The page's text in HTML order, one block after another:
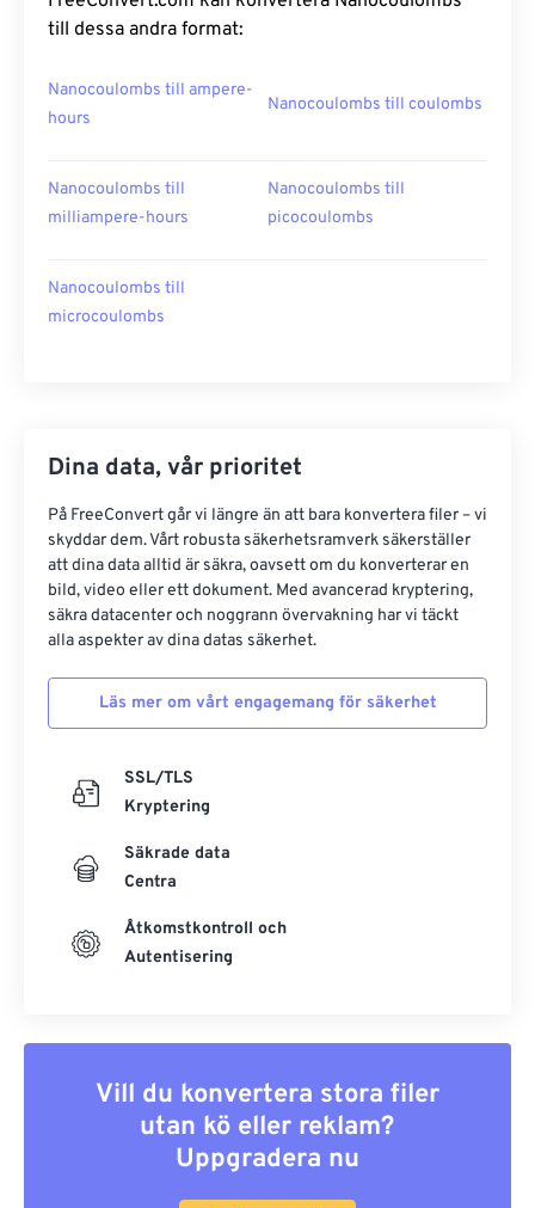
till dessa andra format:
Nanocoulombs till ampere-
hours
Nanocoulombs till coulombs
Nanocoulombs till
milliampere-hours
Nanocoulombs till
picocoulombs
Nanocoulombs till
microcoulombs
Dina data, vår prioritet
På FreeConvert går vi längre än att bara konvertera filer – vi
skyddar dem. Vårt robusta säkerhetsramverk säkerställer
att dina data alltid är säkra, oavsett om du konverterar en
bild, video eller ett dokument. Med avancerad kryptering,
säkra datacenter och noggrann övervakning har vi täckt
alla aspekter av dina datas säkerhet.
Läs mer om vårt engagemang för säkerhet
SSL/TLS
Kryptering
Säkrade data
Centra
Åtkomstkontroll och
Autentisering
Vill du konvertera stora filer
utan kö eller reklam?
Uppgradera nu